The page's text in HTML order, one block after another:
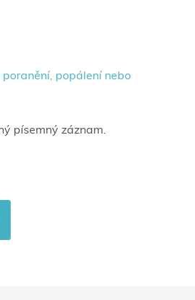
popálení nebo
písemný záznam.